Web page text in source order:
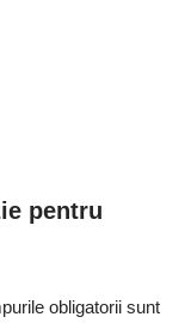
pentru
obligatorii sunt